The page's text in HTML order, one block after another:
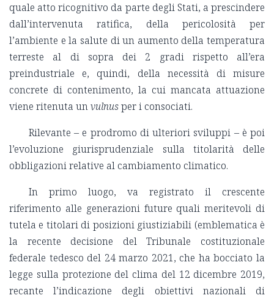
quale atto ricognitivo da parte degli Stati, a prescindere
dall’intervenuta ratifica, della pericolosità per
l’ambiente e la salute di un aumento della temperatura
terreste al di sopra dei 2 gradi rispetto all’era
preindustriale e, quindi, della necessità di misure
concrete di contenimento, la cui mancata attuazione
viene ritenuta unvulnusper i consociati.
Rilevante – e prodromo di ulteriori sviluppi – è poi
l’evoluzione giurisprudenziale sulla titolarità delle
obbligazioni relative al cambiamento climatico.
In primo luogo, va registrato il crescente
riferimento alle generazioni future quali meritevoli di
tutela e titolari di posizioni giustiziabili (emblematica è
la recente decisione del Tribunale costituzionale
federale tedesco del 24 marzo 2021, che ha bocciato la
legge sulla protezione del clima del 12 dicembre 2019,
recante l’indicazione degli obiettivi nazionali di